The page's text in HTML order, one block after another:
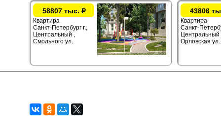
58807 тыс.Р
Квартира
Санкт-Петербург г.,
Центральный ,
Смольного ул.
43806
Квартира
Санкт-
Центральный
Орловская ул.